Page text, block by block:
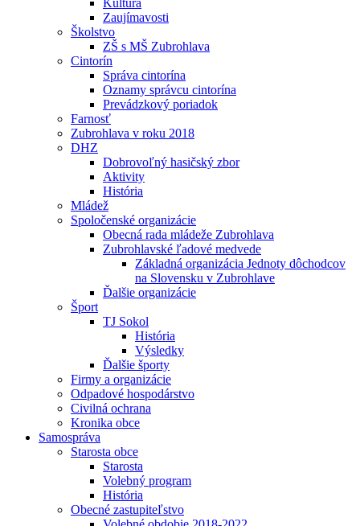
Kultúra
Zaujímavosti
Školstvo
ZŠ s MŠ Zubrohlava
Cintorín
Správa cintorína
Oznamy správcu cintorína
Prevádzkový poriadok
Farnosť
Zubrohlava v roku 2018
DHZ
Dobrovoľný hasičský zbor
Aktivity
História
Mládež
Spoločenské organizácie
Obecná rada mládeže Zubrohlava
Zubrohlavské ľadové medvede
Základná organizácia Jednoty dôchodcov
na Slovensku v Zubrohlave
Ďalšie organizácie
Šport
TJ Sokol
História
Výsledky
Ďalšie športy
Firmy a organizácie
Odpadové hospodárstvo
Civilná ochrana
Kronika obce
Samospráva
Starosta obce
Starosta
Volebný program
História
Obecné zastupiteľstvo